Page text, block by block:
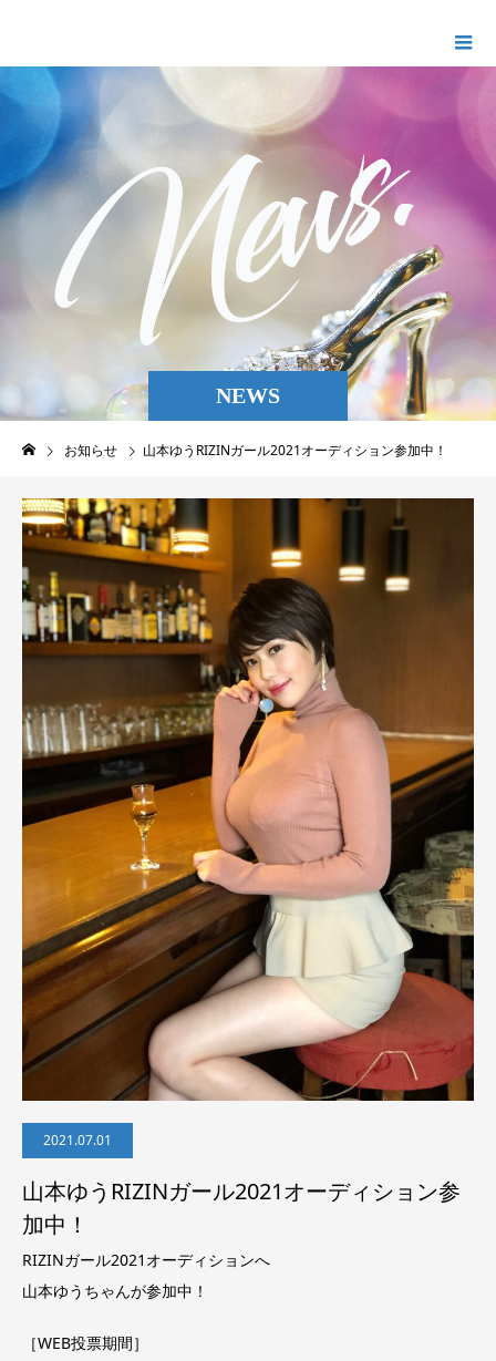
NEWS
お知らせ 山本ゆうRIZINガール2021オーディション参加中！
2021.07.01
山本ゆうRIZINガール2021オーディション参
加中！
RIZINガール2021オーディションへ
山本ゆうちゃんが参加中！
［WEB投票期間］